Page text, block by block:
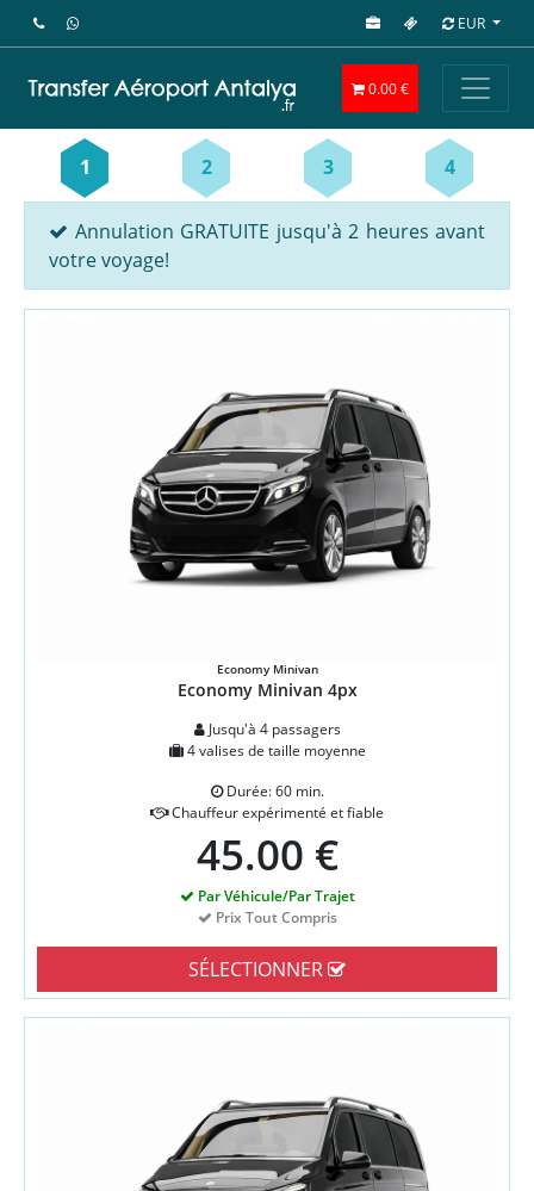
EUR
0.00 €
1 2 3 4
Annulation GRATUITE jusqu'à 2 heures avant
votre voyage!
Economy Minivan
Economy Minivan 4px
Jusqu'à 4 passagers
4 valises de taille moyenne
Durée: 60 min.
Chauffeur expérimenté et fiable
45.00 €
Par Véhicule/Par Trajet
Prix Tout Compris
SÉLECTIONNER